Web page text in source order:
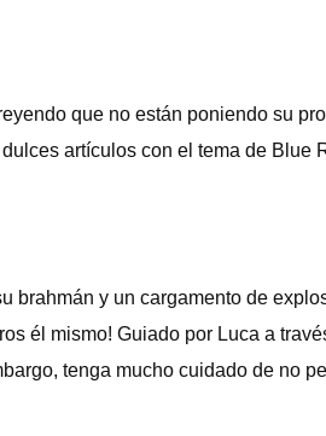
que no están poniendo su
artículos con el tema de Blue
brahmán y un cargamento de
él mismo! Guiado por Luca a
tenga mucho cuidado de no